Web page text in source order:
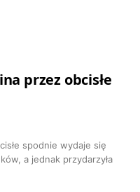
przez obcisłe
spodnie wydaje się
a jednak przydarzyła